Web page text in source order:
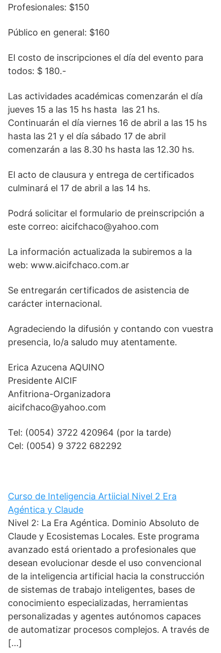
Profesionales: $150
Público en general: $160
El costo de inscripciones el día del evento para
todos: $ 180.-
Las actividades académicas comenzarán el día
jueves 15 a las 15 hs hasta las 21 hs.
Continuarán el día viernes 16 de abril a las 15 hs
hasta las 21 y el día sábado 17 de abril
comenzarán a las 8.30 hs hasta las 12.30 hs.
El acto de clausura y entrega de certificados
culminará el 17 de abril a las 14 hs.
Podrá solicitar el formulario de preinscripción a
este correo: aicifchaco@yahoo.com
La información actualizada la subiremos a la
web: www.aicifchaco.com.ar
Se entregarán certificados de asistencia de
carácter internacional.
Agradeciendo la difusión y contando con vuestra
presencia, lo/a saludo muy atentamente.
Erica Azucena AQUINO
Presidente AICIF
Anfitriona-Organizadora
aicifchaco@yahoo.com
Tel: (0054) 3722 420964 (por la tarde)
Cel: (0054) 9 3722 682292
Curso de Inteligencia Artiicial Nivel 2 Era
Agéntica y Claude
Nivel 2: La Era Agéntica. Dominio Absoluto de
Claude y Ecosistemas Locales. Este programa
avanzado está orientado a profesionales que
desean evolucionar desde el uso convencional
de la inteligencia artificial hacia la construcción
de sistemas de trabajo inteligentes, bases de
conocimiento especializadas, herramientas
personalizadas y agentes autónomos capaces
de automatizar procesos complejos. A través de
[…]